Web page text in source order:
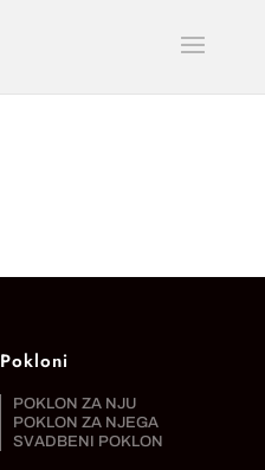
Pokloni
POKLON ZA NJU
POKLON ZA NJEGA
SVADBENI POKLON